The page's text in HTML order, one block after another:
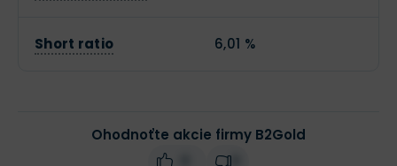
Short ratio 6,01 %
Ohodnoťte akcie firmy B2Gold